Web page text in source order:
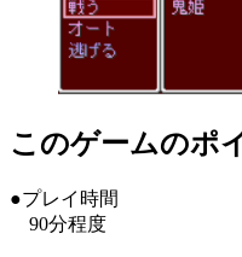
このゲームのポ
●プレイ時間
90分程度